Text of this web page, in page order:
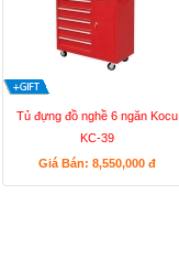
Tủ đựng đồ nghề 6 ngăn Kocu
KC-39
Giá Bán: 8,550,000 đ